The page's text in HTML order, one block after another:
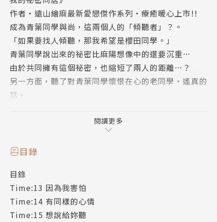
作者‧遠山繪麻最新愛戀傑作系列‧療癒暖心上市!!
成為青葉同學與尚，這兩個人的「傾聽者」？。
「如果要找人傾聽，那我希望是櫻田同學。」
青葉同學說出來的祕密比麻陽想像中的還要沉重…
由於共同擁有這個祕密，也縮短了兩人的距離…？
另一方面，聽了對青葉同學懷恨在心的老同學‧遙真的
話，
在商量的過程中，尚對麻陽…？
閱讀更多
目錄
目錄
Time:13 因為我害怕
Time:14 有同樣的心情
Time:15 想說給妳聽